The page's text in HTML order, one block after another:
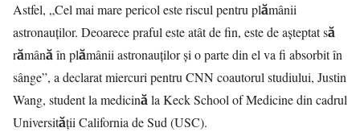
Astfel, „Cel mai mare pericol este riscul pentru plămânii
astronauților. Deoarece praful este atât de fin, este de așteptat să
rămână în plămânii astronauților și o parte din el va fi absorbit în
sânge”, a declarat miercuri pentru CNN coautorul studiului, Justin
Wang, student la medicină la Keck School of Medicine din cadrul
Universității California de Sud (USC).